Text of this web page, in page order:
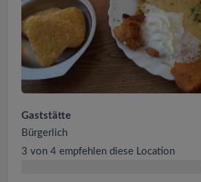
Gaststätte
Bürgerlich
3 von 4 empfehlen diese Location